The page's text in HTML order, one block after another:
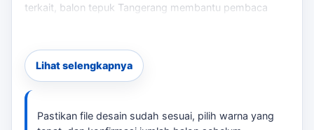
terkait, balon tepuk Tangerang membantu pembaca
Risiko Jika Salah Memilih
Jika tidak mempertimbangkan desain dan jumlah yang
sesuai, acara dapat kehilangan daya tarik dan dampak
balon tepuk dengan tepat. Sebagai pembanding internal,
Lihat selengkapnya
Pastikan file desain sudah sesuai, pilih warna yang